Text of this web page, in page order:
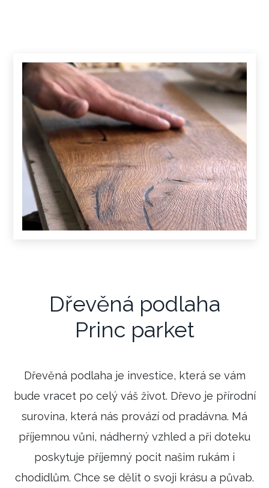
Dřevěná podlaha
Princ parket
Dřevěná podlaha je investice, která se vám
bude vracet po celý váš život. Dřevo je přírodní
surovina, která nás provází od pradávna. Má
příjemnou vůni, nádherný vzhled a při doteku
poskytuje příjemný pocit našim rukám i
chodidlům. Chce se dělit o svoji krásu a půvab.